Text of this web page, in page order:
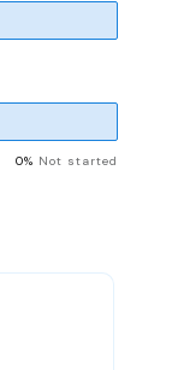
0% Not started